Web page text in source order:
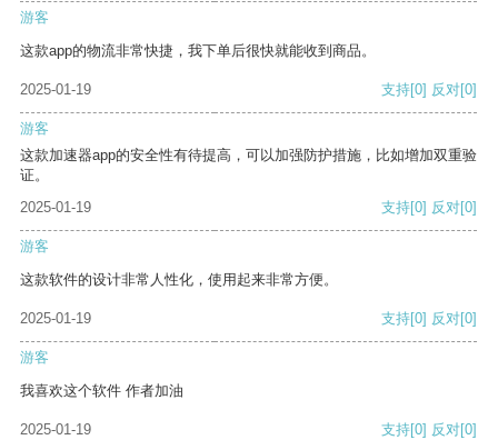
游客
这款app的物流非常快捷，我下单后很快就能收到商品。
2025-01-19 支持[0] 反对[0]
游客
这款加速器app的安全性有待提高，可以加强防护措施，比如增加双重验
证。
2025-01-19
支持[0] 反对[0]
游客
这款软件的设计非常人性化，使用起来非常方便。
2025-01-19 支持[0] 反对[0]
游客
我喜欢这个软件 作者加油
2025-01-19 支持[0] 反对[0]